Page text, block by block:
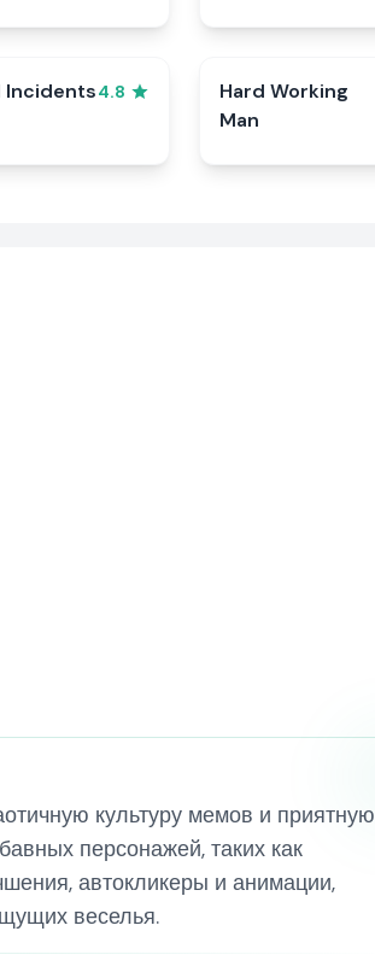
Incidents4.8
Hard Working
Man
культуру мемов и приятную
персонажей, таких как
автокликеры и анимации,
веселья.